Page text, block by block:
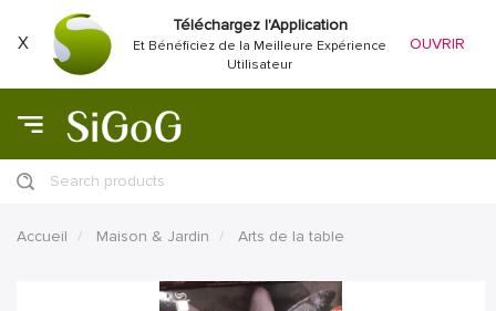
X
Téléchargez l'Application
Et Bénéficiez de la Meilleure Expérience
Utilisateur
OUVRIR
Search products
Accueil Maison & Jardin Arts de la table